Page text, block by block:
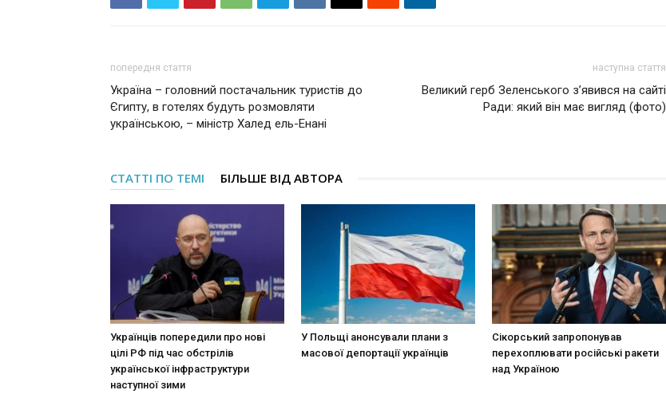
попередня стаття
Україна – головний постачальник туристів до
Єгипту, в готелях будуть розмовляти
українською, – міністр Халед ель-Енані
наступна стаття
Великий герб Зеленського з’явився на сайті
Ради: який він має вигляд (фото)
СТАТТІ ПО ТЕМІ БІЛЬШЕ ВІД АВТОРА
Українців попередили про нові
цілі РФ під час обстрілів
української інфраструктури
наступної зими
У Польщі анонсували плани з
масової депортації українців
Сікорський запропонував
перехоплювати російські ракети
над Україною